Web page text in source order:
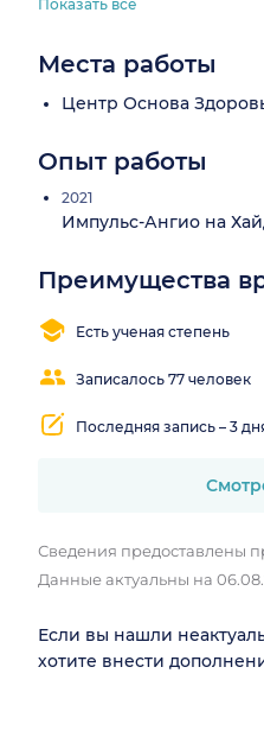
Показать все
Места работы
Центр Основа
Опыт работы
2021
Импульс-Ангио на
Преимущества
Есть ученая степень
Записалось 77 человек
Последняя запись – 3
Сведения предоставлены
Данные актуальны на
Если вы нашли
хотите внести